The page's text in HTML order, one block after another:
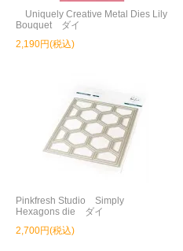
Uniquely Creative Metal Dies Lily
Bouquet ダイ
2,190円(税込)
Pinkfresh Studio Simply
Hexagons die ダイ
2,700円(税込)